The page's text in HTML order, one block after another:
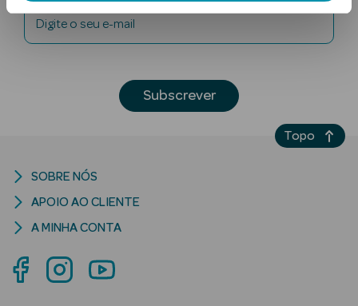
Solares
Corpo
Lábios
Digite o seu e-mail
Subscrever
SOBRE NÓS
APOIO AO CLIENTE
A MINHA CONTA
Topo